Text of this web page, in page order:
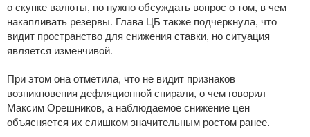
о скупке валюты, но нужно обсуждать вопрос о том, в чем
накапливать резервы. Глава ЦБ также подчеркнула, что
видит пространство для снижения ставки, но ситуация
является изменчивой.
При этом она отметила, что не видит признаков
возникновения дефляционной спирали, о чем говорил
Максим Орешников, а наблюдаемое снижение цен
объясняется их слишком значительным ростом ранее.